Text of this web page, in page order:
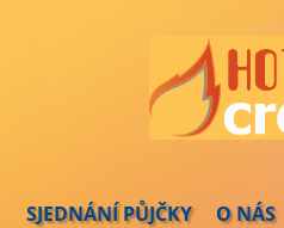
SJEDNÁNÍ PŮJČKY O NÁS